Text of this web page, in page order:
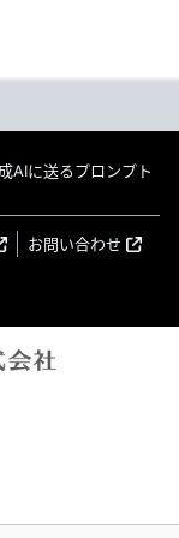
AIに送るプロンプト
お問い合わせ